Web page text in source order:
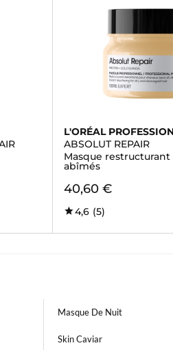
L'ORÉAL
ABSOLUT REPAIR
Masque
abîmés
40,60 €
4,6 (5)
Masque De Nuit
Skin Caviar